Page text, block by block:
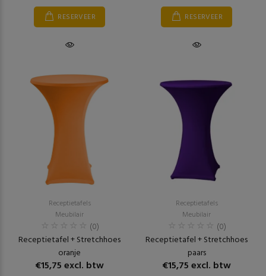
RESERVEER RESERVEER
Receptietafels
Meubilair
(0)
Receptietafel + Stretchhoes
oranje
€15,75 excl. btw
Receptietafels
Meubilair
(0)
Receptietafel + Stretchhoes
paars
€15,75 excl. btw